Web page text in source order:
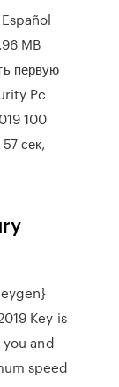
MB
первую
Pc
100
сек,
Key is
and
speed